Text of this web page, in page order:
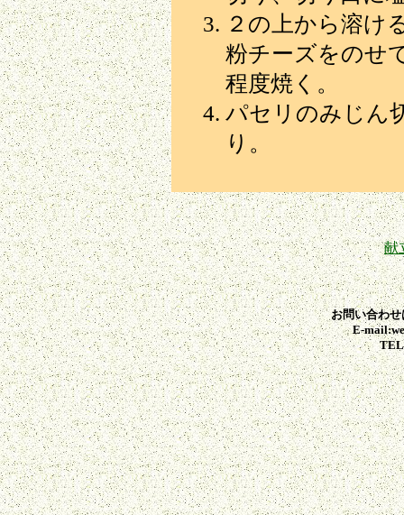
２の上から溶け
粉チーズをのせ
程度焼く。
パセリのみじん
り。
献
お問い合わ
E-